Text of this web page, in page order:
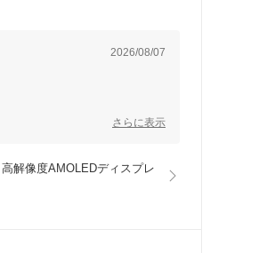
2026/08/07
さらに表示
解像度AMOLEDディスプレ